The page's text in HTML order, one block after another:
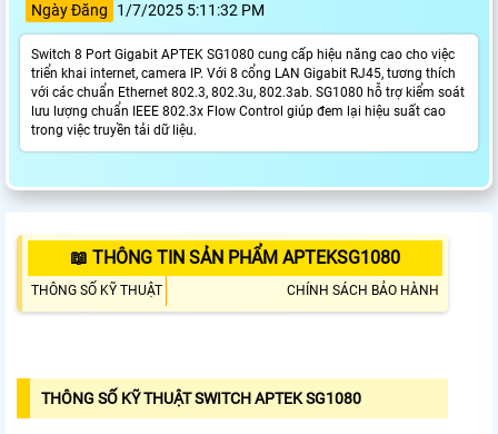
Ngày Đăng
1/7/2025 5:11:32 PM
Switch 8 Port Gigabit APTEK SG1080 cung cấp hiệu năng cao cho việc
triển khai internet, camera IP. Với 8 cổng LAN Gigabit RJ45, tương thích
với các chuẩn Ethernet 802.3, 802.3u, 802.3ab. SG1080 hỗ trợ kiểm soát
lưu lượng chuẩn IEEE 802.3x Flow Control giúp đem lại hiệu suất cao
trong việc truyền tải dữ liệu.
📖 THÔNG TIN SẢN PHẨM APTEKSG1080
THÔNG SỐ KỸ THUẬT CHÍNH SÁCH BẢO HÀNH
THÔNG SỐ KỸ THUẬT SWITCH APTEK SG1080